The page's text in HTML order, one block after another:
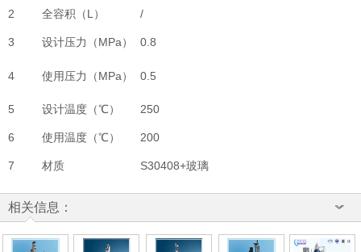
2 全容积（L） /
3 设计压力（MPa） 0.8
4 使用压力（MPa） 0.5
5 设计温度（℃） 250
6 使用温度（℃） 200
7 材质 S30408+玻璃
相关信息：